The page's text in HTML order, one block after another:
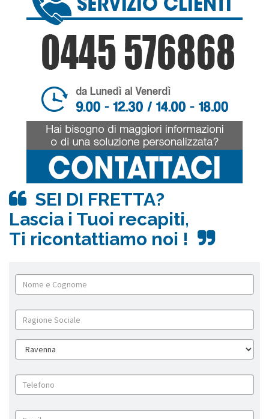
SEI DI FRETTA?
Lascia i Tuoi recapiti,
Ti ricontattiamo noi !